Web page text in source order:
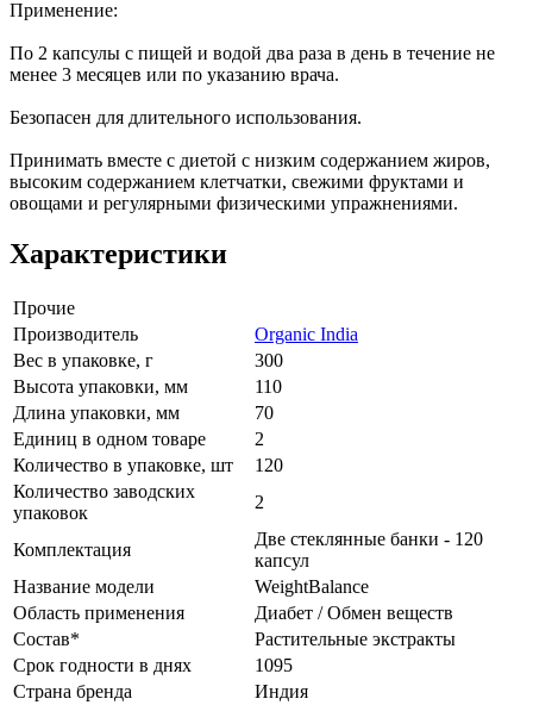
Применение:
По 2 капсулы с пищей и водой два раза в день в течение не
менее 3 месяцев или по указанию врача.
Безопасен для длительного использования.
Принимать вместе с диетой с низким содержанием жиров,
высоким содержанием клетчатки, свежими фруктами и
овощами и регулярными физическими упражнениями.
Характеристики
Прочие
Производитель
Organic India
Вес в упаковке, г
300
Высота упаковки, мм
110
Длина упаковки, мм
70
Единиц в одном товаре
2
Количество в упаковке, шт
120
Количество заводских
упаковок
2
Комплектация
Две стеклянные банки - 120
капсул
Название модели
WeightBalance
Область применения
Диабет / Обмен веществ
Состав*
Растительные экстракты
Срок годности в днях
1095
Страна бренда
Индия